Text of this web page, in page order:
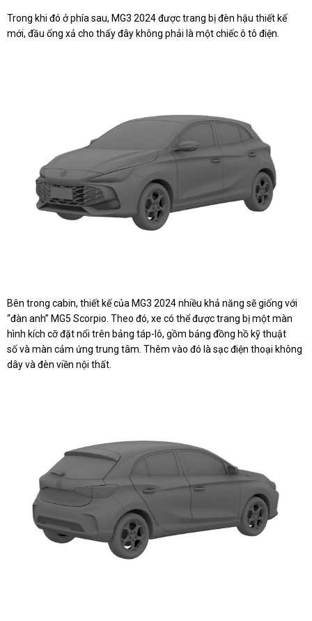
Trong khi đó ở phía sau, MG3 2024 được trang bị đèn hậu thiết kế
mới, đầu ống xả cho thấy đây không phải là một chiếc ô tô điện.
Bên trong cabin, thiết kế của MG3 2024 nhiều khả năng sẽ giống với
“đàn anh” MG5 Scorpio. Theo đó, xe có thể được trang bị một màn
hình kích cỡ đặt nổi trên bảng táp-lô, gồm bảng đồng hồ kỹ thuật
số và màn cảm ứng trung tâm. Thêm vào đó là sạc điện thoại không
dây và đèn viền nội thất.